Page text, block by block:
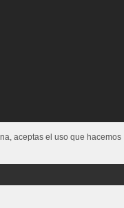
© 2002-2018
aceptas el uso que hacemos